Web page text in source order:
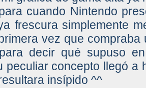
cuando Nintendo
frescura simplemente
vez que
decir qué supuso
peculiar concepto llegó a
insípido ^^